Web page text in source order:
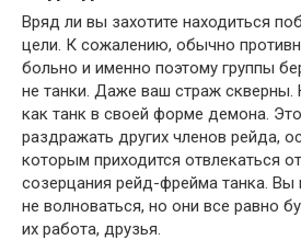
Вряд ли вы захотите находиться
цели. К сожалению, обычно
больно и именно поэтому группы
не танки. Даже ваш страж
как танк в своей форме демона.
раздражать других членов рейда,
которым приходится отвлекаться
созерцания рейд-фрейма танка. Вы
не волноваться, но они все равно
их работа, друзья.